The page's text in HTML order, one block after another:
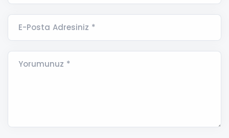
E-Posta Adresiniz *
Yorumunuz *